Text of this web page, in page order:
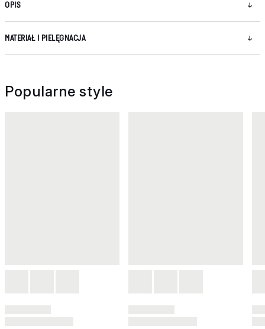
OPIS
MATERIAŁ I PIELĘGNACJA
Popularne style